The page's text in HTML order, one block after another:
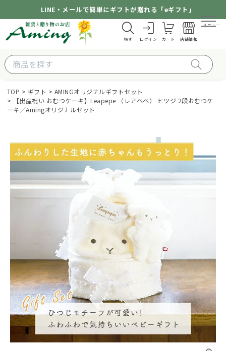
LINE・メールで簡単にギフトが贈れる「eギフト」
探す ログイン カート 店舗情報
メニュー
TOP ギフト
AMINGオリジナルギフトセット
【出産祝い おむつケーキ】Leapepe （レアペペ） ヒツジ 2段おむつケ
ーキ／Amingオリジナルセット